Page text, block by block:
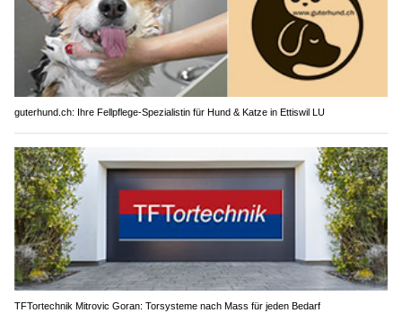
guterhund.ch: Ihre Fellpflege-Spezialistin für Hund & Katze in Ettiswil LU
TFTortechnik Mitrovic Goran: Torsysteme nach Mass für jeden Bedarf